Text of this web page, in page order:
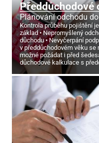
Předdůchodové
Plánování odchodu
Kontrola průběhu pojištění
základ
Nepromyšlený
důchodu
Nevyčerpání
v předdůchodovém věku se
možné požádat i před
důchodové kalkulace s